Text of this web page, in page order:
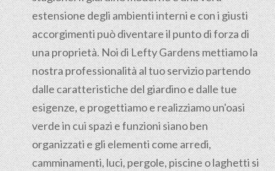
estensione degli ambienti interni e con i giusti
accorgimenti può diventare il punto di forza di
una proprietà. Noi di Lefty Gardens mettiamo la
nostra professionalità al tuo servizio partendo
dalle caratteristiche del giardino e dalle tue
esigenze, e progettiamo e realizziamo un'oasi
verde in cui spazi e funzioni siano ben
organizzati e gli elementi come arredi,
camminamenti, luci, pergole, piscine o laghetti si